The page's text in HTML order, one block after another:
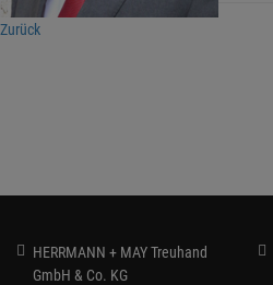
Zurück
HERRMANN + MAY Treuhand
GmbH & Co. KG